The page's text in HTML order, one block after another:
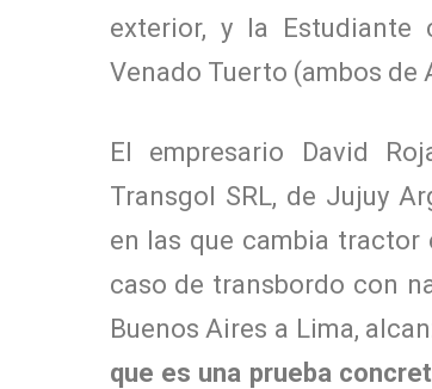
exterior, y la Estudiante
Venado Tuerto (ambos de
El empresario David
Transgol SRL, de Jujuy
en las que cambia
caso de transbordo con
Buenos Aires a Lima,
que es una prueba